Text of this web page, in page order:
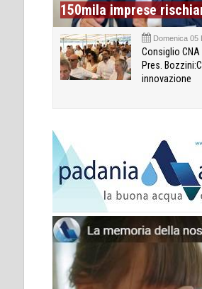
150mila imprese
Domenica 05
Consiglio
Pres.
innovazione